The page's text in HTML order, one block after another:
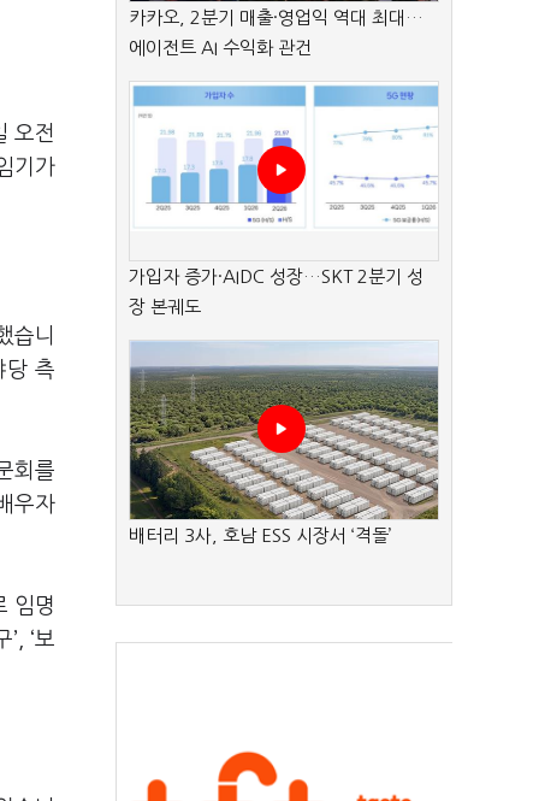
오전
기가
습니
당 측
회를
우자
임명
‘보
카카오, 2분기 매출·영업익 역대 최대…
에이전트 AI 수익화 관건
가입자 증가·AIDC 성장…SKT 2분기 성
장 본궤도
배터리 3사, 호남 ESS 시장서 ‘격돌’